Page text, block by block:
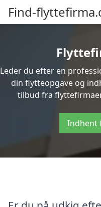
Find-
Leder du efter en
din flytteopgave og
tilbud fra
Indhent